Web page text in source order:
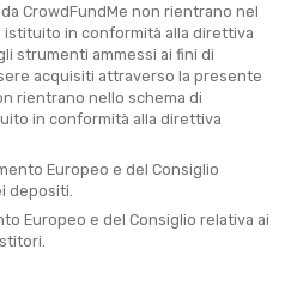
CrowdFundMe non rientrano nel
istituito in conformità alla direttiva
strumenti ammessi ai fini di
acquisiti attraverso la presente
rientrano nello schema di
in conformità alla direttiva
Europeo e del Consiglio
depositi.
Europeo e del Consiglio relativa ai